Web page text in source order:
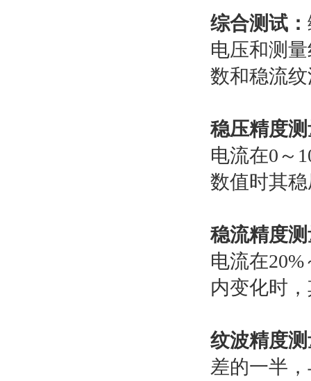
综合测试：
电压和测
数和稳流
稳压精度
电流在0～
数值时其
稳流精度
电流在
内变化时
纹波精度
差的一半